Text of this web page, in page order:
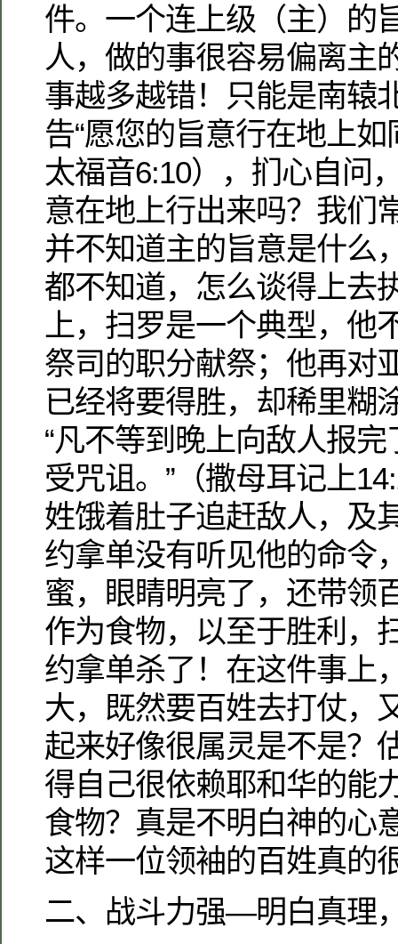
件。一个连上级（主）的
人，做的事很容易偏离主
事越多越错！只能是南辕
告“愿您的旨意行在地上如
太福音6:10），扪心自问
意在地上行出来吗？我们
并不知道主的旨意是什么
都不知道，怎么谈得上去
上，扫罗是一个典型，他
祭司的职分献祭；他再对
已经将要得胜，却稀里糊
“凡不等到晚上向敌人报
受咒诅。”（撒母耳记上
姓饿着肚子追赶敌人，及
约拿单没有听见他的命令
蜜，眼睛明亮了，还带领
作为食物，以至于胜利，
约拿单杀了！在这件事上
大，既然要百姓去打仗，
起来好像很属灵是不是？
得自己很依赖耶和华的能
食物？真是不明白神的心
这样一位领袖的百姓真的
二、战斗力强—明白真理